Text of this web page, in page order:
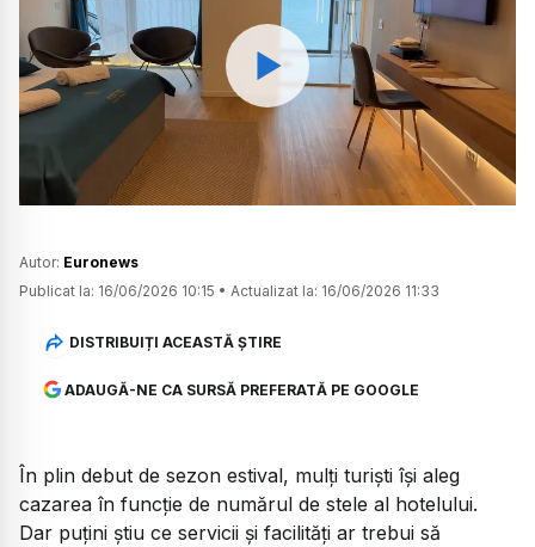
Watch
Autor: Euronews
Publicat la: 16/06/2026 10:15 • Actualizat la: 16/06/2026 11:33
DISTRIBUIȚI ACEASTĂ ȘTIRE
ADAUGĂ-NE CA SURSĂ PREFERATĂ PE GOOGLE
În plin debut de sezon estival, mulți turiști își aleg
cazarea în funcție de numărul de stele al hotelului.
Dar puțini știu ce servicii și facilități ar trebui să